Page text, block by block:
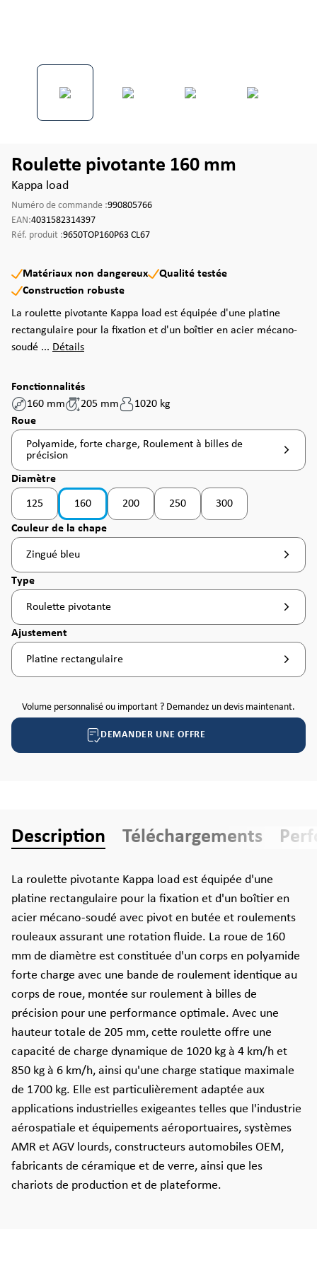
Roulette pivotante 160 mm
Kappa load
Numéro de commande :990805766
EAN:4031582314397
Réf. produit :9650TOP160P63 CL67
Matériaux non dangereux
Qualité testée
Construction robuste
La roulette pivotante Kappa load est équipée d'une platine
rectangulaire pour la fixation et d'un boîtier en acier mécano-
soudé ... Détails
Fonctionnalités
160 mm
205 mm
1020 kg
Sélectionnez
Roue
Polyamide, forte charge, Roulement à billes de
précision
Sélectionnez
Diamètre
125 160 200 250 300
(Cette option n'est pas
Sélectionnez
Couleur de la chape
Zingué bleu
Sélectionnez
Type
Roulette pivotante
Sélectionnez
Ajustement
Platine rectangulaire
Volume personnalisé ou important ? Demandez un devis maintenant.
DEMANDER UNE OFFRE
Description Téléchargements
La roulette pivotante Kappa load est équipée d'une
platine rectangulaire pour la fixation et d'un boîtier en
acier mécano-soudé avec pivot en butée et roulements
rouleaux assurant une rotation fluide. La roue de 160
mm de diamètre est constituée d'un corps en polyamide
forte charge avec une bande de roulement identique au
corps de roue, montée sur roulement à billes de
précision pour une performance optimale. Avec une
hauteur totale de 205 mm, cette roulette offre une
capacité de charge dynamique de 1020 kg à 4 km/h et
850 kg à 6 km/h, ainsi qu'une charge statique maximale
de 1700 kg. Elle est particulièrement adaptée aux
applications industrielles exigeantes telles que l'industrie
aérospatiale et équipements aéroportuaires, systèmes
AMR et AGV lourds, constructeurs automobiles OEM,
fabricants de céramique et de verre, ainsi que les
chariots de production et de plateforme.